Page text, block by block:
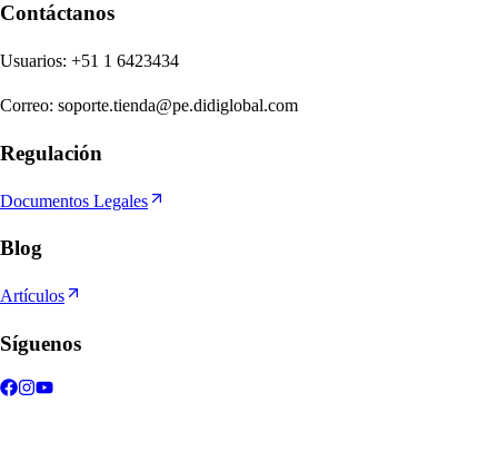
Contáctanos
Usuarios: +51 1 6423434
Correo: soporte.tienda@pe.didiglobal.com
Regulación
Documentos Legales
Blog
Artículos
Síguenos